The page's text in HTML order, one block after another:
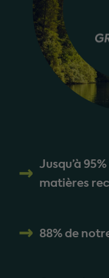
Jusqu’à
matières
88% de